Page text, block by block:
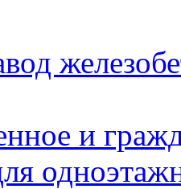
и